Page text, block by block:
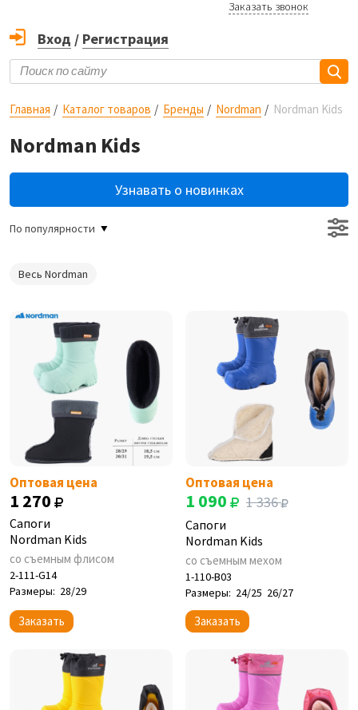
Заказать звонок
Вход / Регистрация
Главная Каталог товаров Бренды Nordman Nordman Kids
Nordman Kids
Узнавать о новинках
По популярности
Весь Nordman
Оптовая цена
1 270
Сапоги
Nordman Kids
со съемным флисом
2-111-G14
Размеры: 28/29
Заказать
Оптовая цена
1 090 1 336
Сапоги
Nordman Kids
со съемным мехом
1-110-B03
Размеры: 24/25 26/27
Заказать